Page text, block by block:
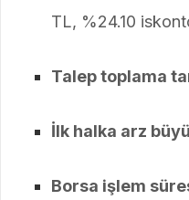
TL, %24.10
Talep toplama
İlk halka arz
Borsa işlem